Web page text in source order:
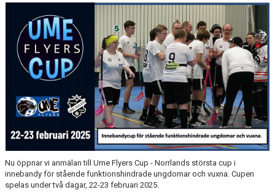
SPELSCHEMA
BILDGALLERI
DOKUMENT
GÄSTBOK
KONTAKT
Nu öppnar vi anmälan till Ume Flyers Cup - Norrlands största cup i
innebandy för stående funktionshindrade ungdomar och vuxna. Cupen
spelas under två dagar, 22-23 februari 2025.